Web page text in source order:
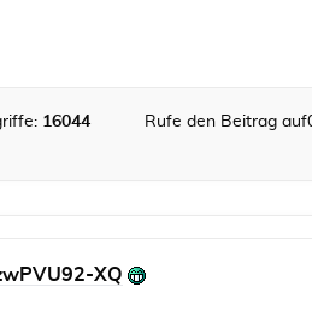
16044 Rufe den Beitrag auf
XQ